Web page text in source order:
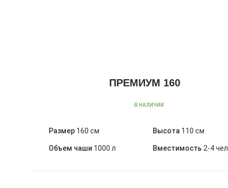
ПРЕМИУМ 160
В НАЛИЧИИ
Размер 160 см Высота 110 см
Объем чаши 1000 л Вместимость 2-4 чел